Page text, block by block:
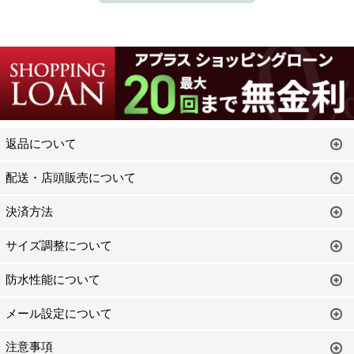
返品について
配送・店頭販売について
決済方法
サイズ調整について
防水性能について
メール設定について
注意事項